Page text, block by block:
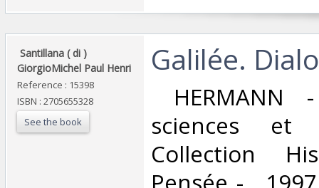
‎ Santillana ( di )
GiorgioMichel Paul Henri ‎
Reference : 15398
ISBN : 2705655328
See the book
‎Galilée.
sciences
Collection
Pensée - ,